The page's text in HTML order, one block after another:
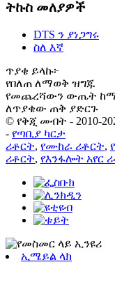
ትኩስ መለያዎች
DTS ን ያነጋግሩ
ስለ እኛ
ጥያቄ ይላኩ፦
የበለጠ ለማወቅ ዝግጁ
የመጨረሻውን ውጤት
ለጥያቄው ጠቅ ያድርጉ
© የቅጂ መብት - 2010-
- የጣቢያ ካርታ
ሪቶርት, የሙከራ ሪቶርት,
ሪቶርት, የእንፋሎት አየር
ኢሜይል ላክ